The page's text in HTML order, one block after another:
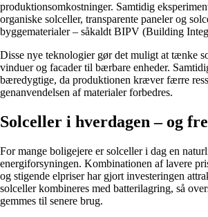
produktionsomkostninger. Samtidig
organiske solceller, transparente paneler og
byggematerialer – såkaldt BIPV (Building
Disse nye teknologier gør det muligt at tænke
vinduer og facader til bærbare enheder.
bæredygtige, da produktionen kræver færre
genanvendelsen af materialer forbedres.
Solceller i hverdagen – og
For mange boligejere er solceller i dag en
energiforsyningen. Kombinationen af lavere
og stigende elpriser har gjort investeringen
solceller kombineres med batterilagring, så
gemmes til senere brug.